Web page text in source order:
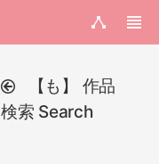
【も】 作品
検索 Search